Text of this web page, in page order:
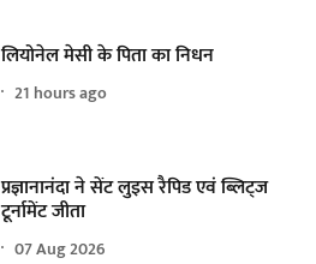
लियोनेल मेसी के पिता का निधन
21 hours ago
प्रज्ञानानंदा ने सेंट लुइस रैपिड एवं ब्लिट्ज
टूर्नामेंट जीता
07 Aug 2026